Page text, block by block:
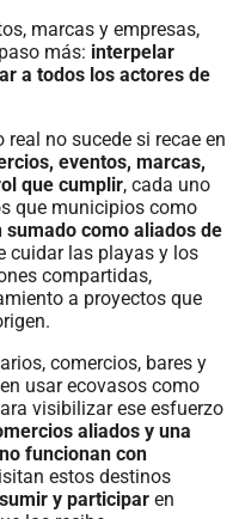
marcas y empresas,
más: interpelar
a todos los actores de
no sucede si recae en
eventos, marcas,
que cumplir, cada uno
que municipios como
como aliados de
cuidar las playas y los
compartidas,
a proyectos que
comercios, bares y
usar ecovasos como
visibilizar ese esfuerzo
aliados y una
funcionan con
estos destinos
y participar en